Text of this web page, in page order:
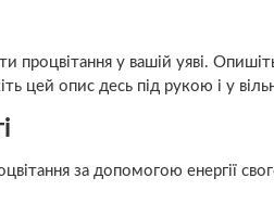
процвітання у вашій уяві.
цей опис десь під рукою і у
за допомогою енергії свого